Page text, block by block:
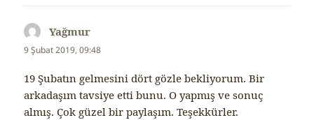
Yağmur
ki:
9 Şubat 2019, 09:48
19 Şubatın gelmesini dört gözle bekliyorum. Bir
arkadaşım tavsiye etti bunu. O yapmış ve sonuç
almış. Çok güzel bir paylaşım. Teşekkürler.